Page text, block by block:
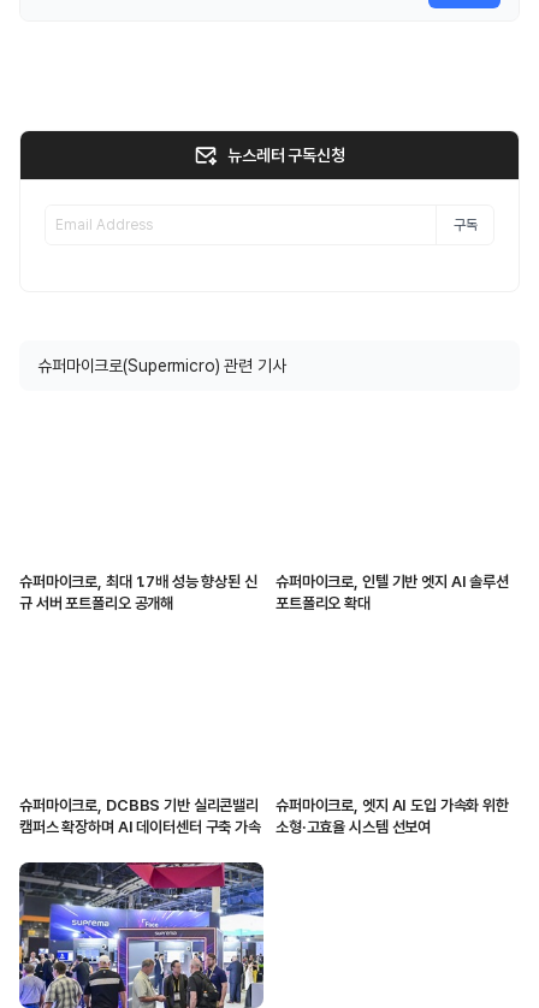
뉴스레터 구독신청
구독
슈퍼마이크로(Supermicro) 관련 기사
슈퍼마이크로, 최대 1.7배 성능 향상된 신
규 서버 포트폴리오 공개해
슈퍼마이크로, 인텔 기반 엣지 AI 솔루션
포트폴리오 확대
슈퍼마이크로, DCBBS 기반 실리콘밸리
캠퍼스 확장하며 AI 데이터센터 구축 가속
슈퍼마이크로, 엣지 AI 도입 가속화 위한
소형·고효율 시스템 선보여